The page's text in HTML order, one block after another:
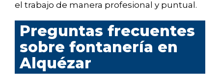
el trabajo de manera profesional y puntual.
Preguntas frecuentes
sobre fontanería en
Alquézar